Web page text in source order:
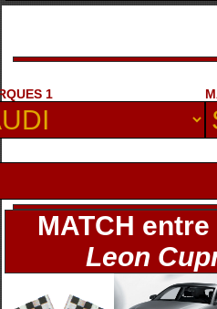
1
MATCH entre
Leon